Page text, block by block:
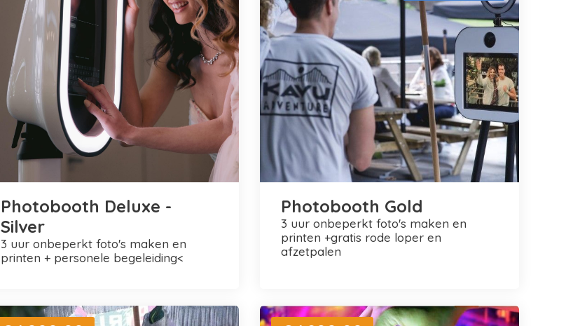
Photobooth Deluxe -
Silver
3 uur onbeperkt foto's maken en
printen + personele begeleiding<
Photobooth Gold
3 uur onbeperkt foto's maken en
printen +gratis rode loper en
afzetpalen